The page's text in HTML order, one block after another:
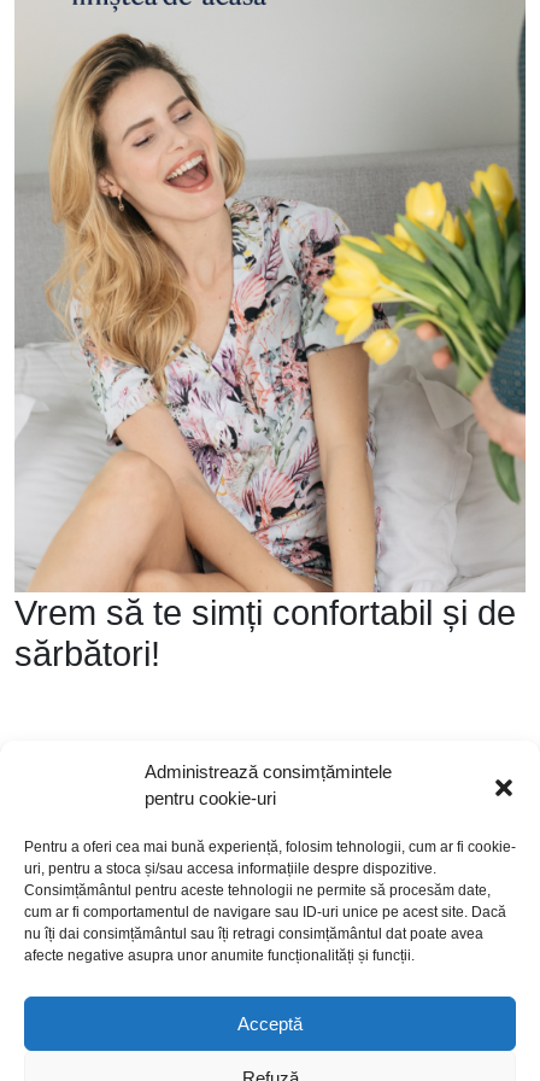
Administrează consimțămintele
pentru cookie-uri
Pentru a oferi cea mai bună experiență, folosim tehnologii, cum ar fi cookie-
uri, pentru a stoca și/sau accesa informațiile despre dispozitive.
Consimțământul pentru aceste tehnologii ne permite să procesăm date,
cum ar fi comportamentul de navigare sau ID-uri unice pe acest site. Dacă
nu îți dai consimțământul sau îți retragi consimțământul dat poate avea
afecte negative asupra unor anumite funcționalități și funcții.
Acceptă
Vrem să te simți confortabil și de
sărbători!
Sofiaman îți oferă 20% discount la produsele
selecționate din bambus și modal. Cumpără
politică de cookies
politică de confidențialitate